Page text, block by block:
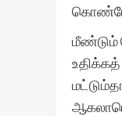
கொண்டே
மீண்டும்